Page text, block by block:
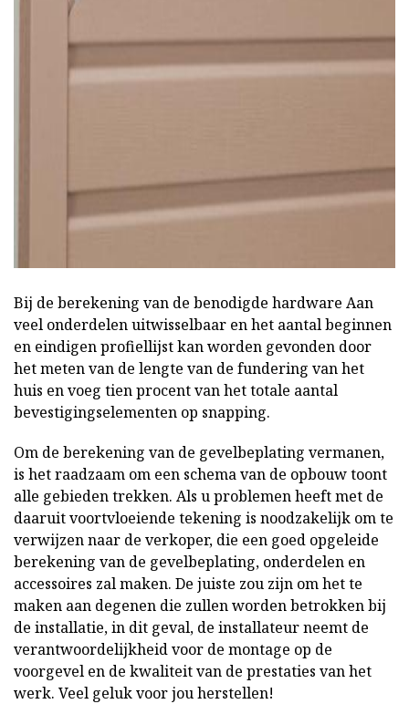
Bij de berekening van de benodigde hardware Aan
veel onderdelen uitwisselbaar en het aantal beginnen
en eindigen profiellijst kan worden gevonden door
het meten van de lengte van de fundering van het
huis en voeg tien procent van het totale aantal
bevestigingselementen op snapping.
Om de berekening van de gevelbeplating vermanen,
is het raadzaam om een schema van de opbouw toont
alle gebieden trekken. Als u problemen heeft met de
daaruit voortvloeiende tekening is noodzakelijk om te
verwijzen naar de verkoper, die een goed opgeleide
berekening van de gevelbeplating, onderdelen en
accessoires zal maken. De juiste zou zijn om het te
maken aan degenen die zullen worden betrokken bij
de installatie, in dit geval, de installateur neemt de
verantwoordelijkheid voor de montage op de
voorgevel en de kwaliteit van de prestaties van het
werk. Veel geluk voor jou herstellen!